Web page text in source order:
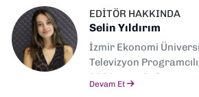
EDITÖR HAKKINDA
Selin Yıldırım
İzmir Ekonomi
Televizyon
2024 senesinde
Devam Et